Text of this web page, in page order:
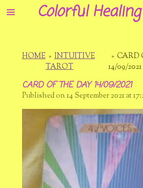
Skip
Colorful
HOME » INTUITIVE
TAROT
» CARD
14/09/2021
CARD OF THE DAY 14/09/2021
Published on 14 September 2021 at